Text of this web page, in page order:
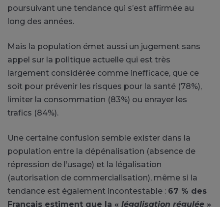
poursuivant une tendance qui s’est affirmée au
long des années.
Mais la population émet aussi un jugement sans
appel sur la politique actuelle qui est très
largement considérée comme inefficace, que ce
soit pour prévenir les risques pour la santé (78%),
limiter la consommation (83%) ou enrayer les
trafics (84%).
Une certaine confusion semble exister dans la
population entre la dépénalisation (absence de
répression de l’usage) et la légalisation
(autorisation de commercialisation), même si la
tendance est également incontestable : 67 % des
Français estiment que la « légalisation régulée »